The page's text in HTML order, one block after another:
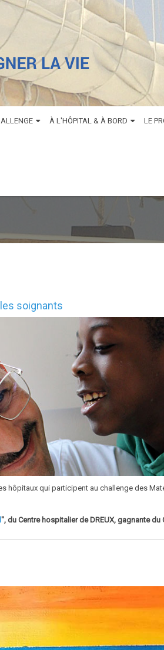
À L'HÔPITAL & À BORD LE
soignants
hôpitaux qui participent au challenge des
", du Centre hospitalier de DREUX, gagnante du